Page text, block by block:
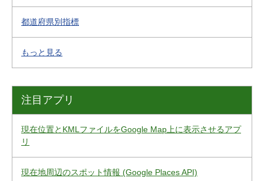
都道府県別指標
もっと見る
注目アプリ
現在位置とKMLファイルをGoogle Map上に表示させるアプ
リ
現在地周辺のスポット情報 (Google Places API)